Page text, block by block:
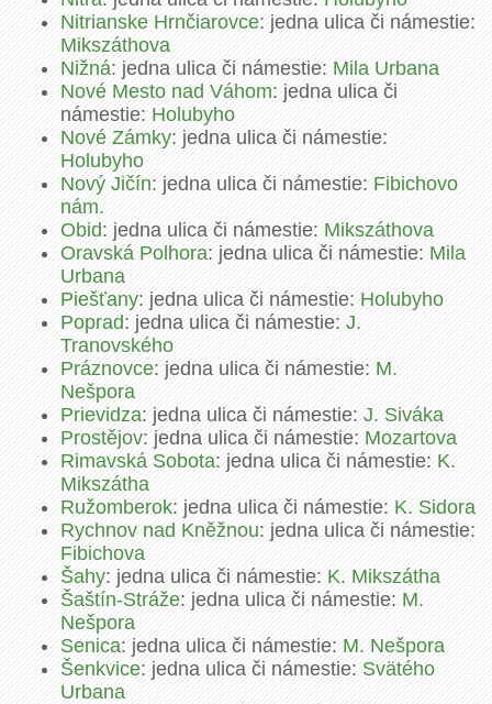
Nitrianske Hrnčiarovce: jedna ulica či námestie:
Mikszáthova
Nižná: jedna ulica či námestie:Mila Urbana
Nové Mesto nad Váhom: jedna ulica či
námestie:Holubyho
Nové Zámky: jedna ulica či námestie:
Holubyho
Nový Jičín: jedna ulica či námestie:Fibichovo
nám.
Obid: jedna ulica či námestie:Mikszáthova
Oravská Polhora: jedna ulica či námestie:Mila
Urbana
Piešťany: jedna ulica či námestie:Holubyho
Poprad: jedna ulica či námestie:J.
Tranovského
Práznovce: jedna ulica či námestie:M.
Nešpora
Prievidza: jedna ulica či námestie:J. Siváka
Prostějov: jedna ulica či námestie:Mozartova
Rimavská Sobota: jedna ulica či námestie:K.
Mikszátha
Ružomberok: jedna ulica či námestie:K. Sidora
Rychnov nad Kněžnou: jedna ulica či námestie:
Fibichova
Šahy: jedna ulica či námestie:K. Mikszátha
Šaštín-Stráže: jedna ulica či námestie:M.
Nešpora
Senica: jedna ulica či námestie:M. Nešpora
Šenkvice: jedna ulica či námestie:Svätého
Urbana